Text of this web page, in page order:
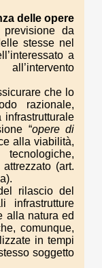
delle opere
da
stesse nel
a
che lo
razionale,
infrastrutturale
“opere di
alla viabilità,
(art.
rilascio del
infrastrutture
alla natura ed
comunque,
in tempi
soggetto